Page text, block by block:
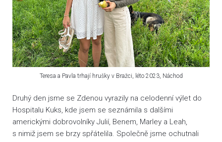
Teresa a Pavla trhají hrušky v Bražci, léto 2023, Náchod
Druhý den jsme se Zdenou vyrazily na celodenní výlet do
Hospitalu Kuks, kde jsem se seznámila s dalšími
americkými dobrovolníky Julií, Benem, Marley a Leah,
s nimiž jsem se brzy spřátelila. Společně jsme ochutnali